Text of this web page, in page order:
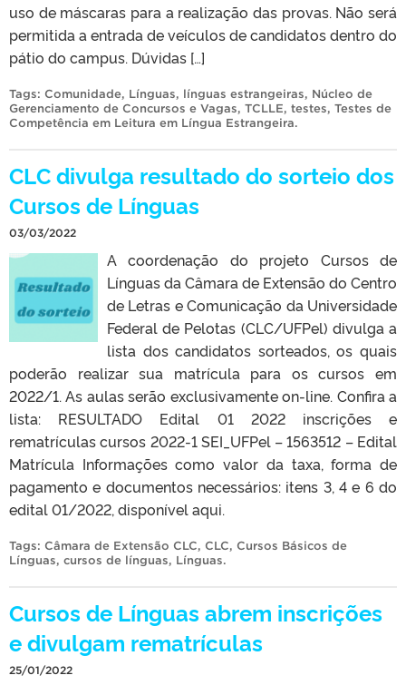
uso de máscaras para a realização das provas. Não será
permitida a entrada de veículos de candidatos dentro do
pátio do campus. Dúvidas […]
Tags: Comunidade, Línguas, línguas estrangeiras, Núcleo de
Gerenciamento de Concursos e Vagas, TCLLE, testes, Testes de
Competência em Leitura em Língua Estrangeira.
CLC divulga resultado do sorteio dos
Cursos de Línguas
03/03/2022
A coordenação do projeto Cursos de
Línguas da Câmara de Extensão do Centro
de Letras e Comunicação da Universidade
Federal de Pelotas (CLC/UFPel) divulga a
lista dos candidatos sorteados, os quais
poderão realizar sua matrícula para os cursos em
2022/1. As aulas serão exclusivamente on-line. Confira a
lista: RESULTADO Edital 01 2022 inscrições e
rematrículas cursos 2022-1 SEI_UFPel – 1563512 – Edital
Matrícula Informações como valor da taxa, forma de
pagamento e documentos necessários: itens 3, 4 e 6 do
edital 01/2022, disponível aqui.
Tags: Câmara de Extensão CLC, CLC, Cursos Básicos de
Línguas, cursos de línguas, Línguas.
Cursos de Línguas abrem inscrições
e divulgam rematrículas
25/01/2022